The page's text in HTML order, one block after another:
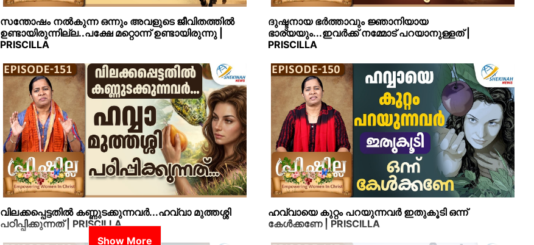
സന്തോഷം നൽകുന്ന ഒന്നും അവളുടെ ജീവിതത്തിൽ
ഉണ്ടായിരുന്നില്ല..പക്ഷേ മറ്റൊന്ന് ഉണ്ടായിരുന്നു |
PRISCILLA
ദുഷ്ടനായ ഭർത്താവും ജ്ഞാനിയായ
ഭാര്യയും...ഇവർക്ക് നമ്മോട് പറയാനുള്ളത് |
PRISCILLA
വിലക്കപ്പെട്ടതിൽ കണ്ണുടക്കുന്നവർ...ഹവ്വാ മുത്തശ്ശി
പഠിപ്പിക്കുന്നത് | PRISCILLA
ഹവ്വായെ കുറ്റം പറയുന്നവർ ഇതുകൂടി ഒന്ന്
കേൾക്കണേ | PRISCILLA